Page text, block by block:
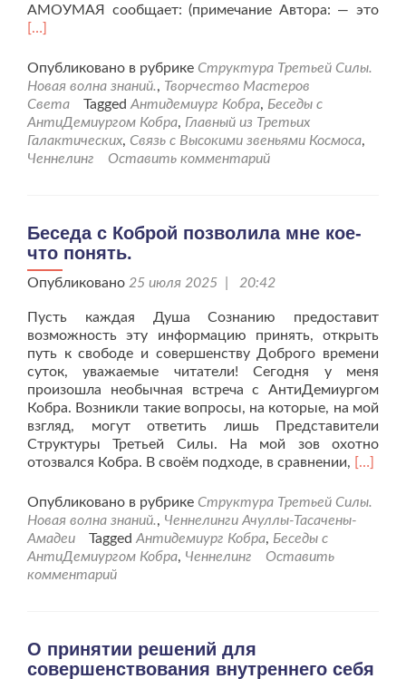
АМОУМАЯ сообщает: (примечание Автора: — это
[…]
Опубликовано в рубрике Структура Третьей Силы.
Новая волна знаний., Творчество Мастеров
Света
Tagged Антидемиург Кобра, Беседы с
АнтиДемиургом Кобра, Главный из Третьих
Галактических, Связь с Высокими звеньями Космоса,
Ченнелинг
Оставить комментарий
Беседа с Коброй позволила мне кое-
что понять.
Опубликовано 25 июля 2025 | 20:42
Пусть каждая Душа Сознанию предоставит
возможность эту информацию принять, открыть
путь к свободе и совершенству Доброго времени
суток, уважаемые читатели! Сегодня у меня
произошла необычная встреча с АнтиДемиургом
Кобра. Возникли такие вопросы, на которые, на мой
взгляд, могут ответить лишь Представители
Структуры Третьей Силы. На мой зов охотно
отозвался Кобра. В своём подходе, в сравнении, Читать
[…]
Опубликовано в рубрике Структура Третьей Силы.
Новая волна знаний., Ченнелинги Ачуллы-Тасачены-
Амадеи
Tagged Антидемиург Кобра, Беседы с
АнтиДемиургом Кобра, Ченнелинг
Оставить
комментарий
О принятии решений для
совершенствования внутреннего себя